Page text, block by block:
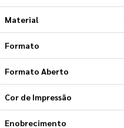
Material
Formato
Formato Aberto
Cor de Impressão
Enobrecimento